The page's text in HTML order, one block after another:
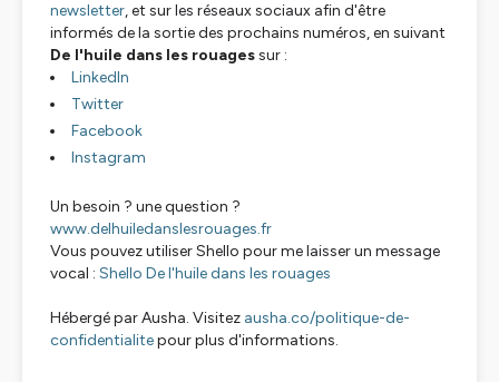
newsletter, et sur les réseaux sociaux afin d'être
informés de la sortie des prochains numéros, en suivant
De l'huile dans les rouagessur :
LinkedIn
Twitter
Facebook
Instagram
Un besoin ? une question ?
www.delhuiledanslesrouages.fr
Vous pouvez utiliser Shello pour me laisser un message
vocal : Shello De l'huile dans les rouages
Hébergé par Ausha. Visitez ausha.co/politique-de-
confidentialitepour plus d'informations.